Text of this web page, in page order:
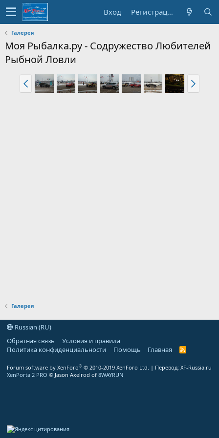
Вход Регистрация
Галерея
Моя Рыбалка.ру - Содружество Любителей
Рыбной Ловли
Галерея
Russian (RU)
Обратная связь
Условия и правила
Политика конфиденциальности
Помощь Главная
R
Forum software by XenForo® © 2010-2019 XenForo Ltd. | Перевод: XF-Russia.ru
XenPorta 2 PRO © Jason Axelrod of 8WAYRUN